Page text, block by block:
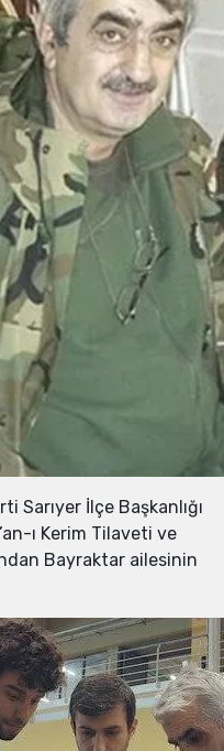
Sarıyer İlçe Başkanlığı
ı Kerim Tilaveti ve
Bayraktar ailesinin